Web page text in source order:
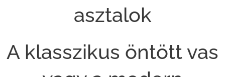
asztalok
A klasszikus öntött vas